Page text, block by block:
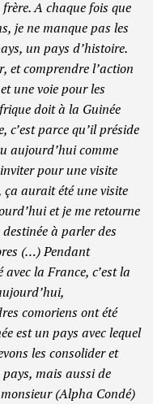
A chaque fois que
je ne manque pas les
un pays d’histoire.
et comprendre l’action
une voie pour les
doit à la Guinée
parce qu’il préside
aujourd’hui comme
pour une visite
aurait été une visite
et je me retourne
à parler des
(…)Pendant
la France, c’est la
comoriens ont été
est un pays avec lequel
les consolider et
mais aussi de
(Alpha Condé)